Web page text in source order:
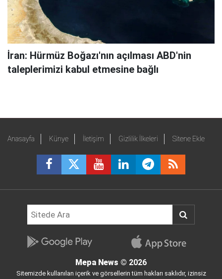
İran: Hürmüz Boğazı'nın açılması ABD'nin
taleplerimizi kabul etmesine bağlı
Anasayfa Künye İletişim Gizlilik İlkeleri Sitene Ekle
Mepa News © 2026
Sitemizde kullanılan içerik ve görsellerin tüm hakları saklıdır, izinsiz